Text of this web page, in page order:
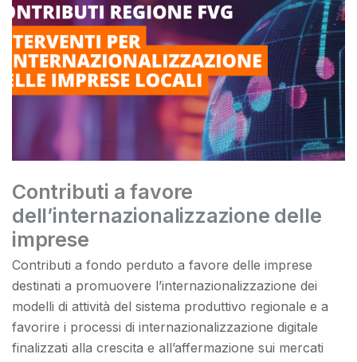
Contributi a favore
dell’internazionalizzazione delle
imprese
Contributi a fondo perduto a favore delle imprese
destinati a promuovere l’internazionalizzazione dei
modelli di attività del sistema produttivo regionale e a
favorire i processi di internazionalizzazione digitale
finalizzati alla crescita e all’affermazione sui mercati